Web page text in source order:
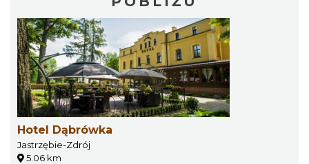
Hotel Dąbrówka
Jastrzębie-Zdrój
5.06 km